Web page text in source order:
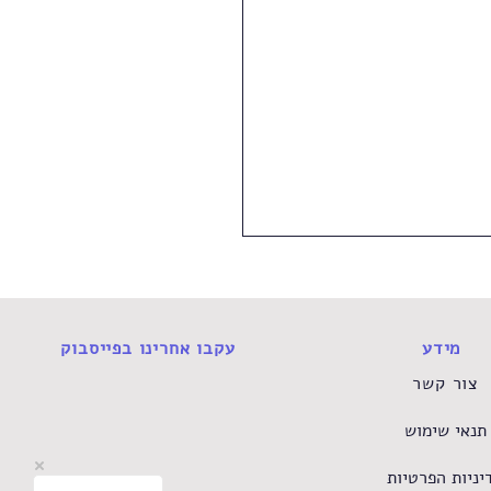
עכשיו, ומה אפשר
עקבו אחרינו בפייסבוק
מידע
צור קשר
תנאי שימוש
הפרטיות